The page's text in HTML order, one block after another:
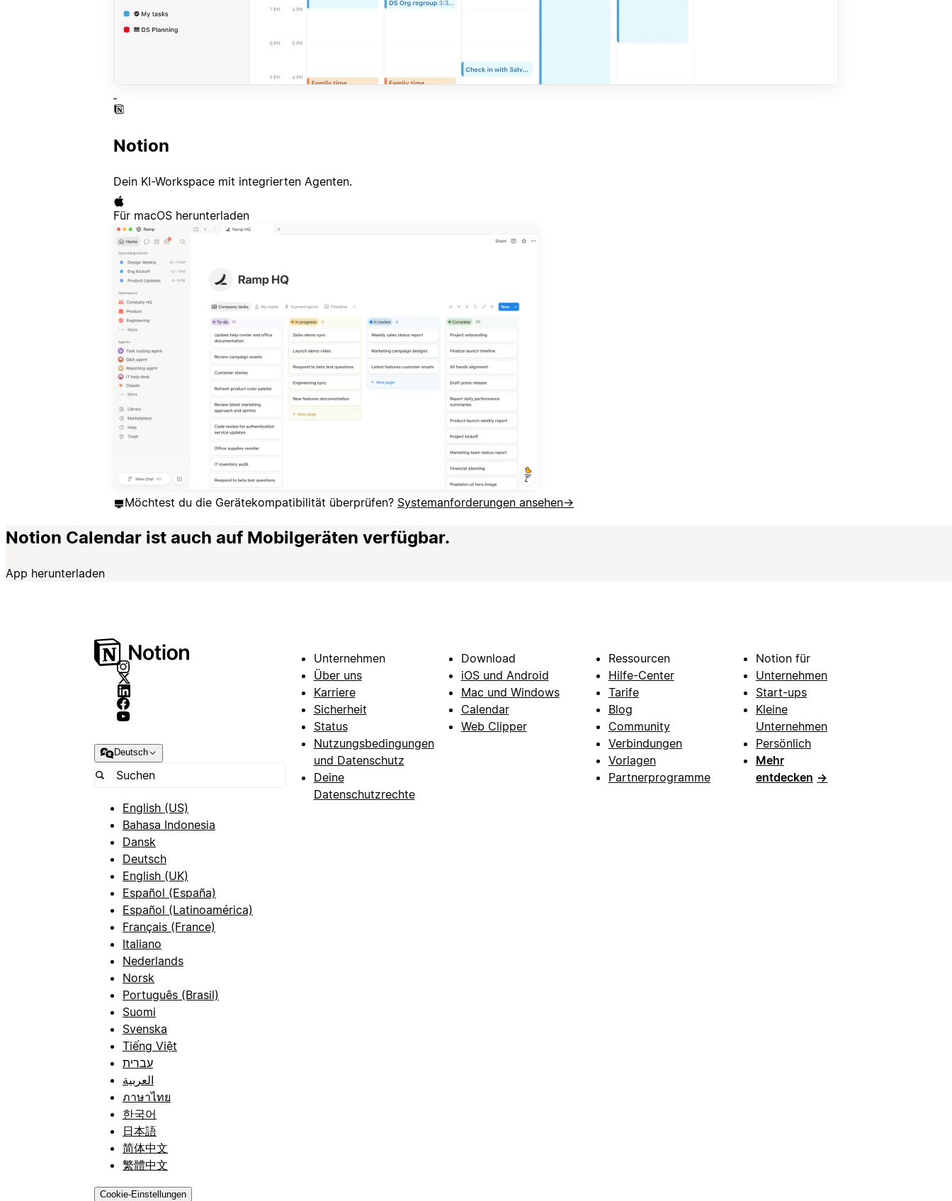
Notion
Dein KI-Workspace mit integrierten Agenten.
Für macOS herunterladen
Möchtest du die Gerätekompatibilität überprüfen? Systemanforderungen ansehen→
Notion Calendar ist auch auf Mobilgeräten verfügbar.
App herunterladen
Deutsch
English (US)
Bahasa Indonesia
Dansk
Deutsch
English (UK)
Español (España)
Español (Latinoamérica)
Français (France)
Italiano
Nederlands
Norsk
Português (Brasil)
Suomi
Svenska
Tiếng Việt
עברית
العربية
ภาษาไทย
한국어
日本語
简体中文
繁體中文
Cookie-Einstellungen
Unternehmen
Über uns
Karriere
Sicherheit
Status
Nutzungsbedingungen
und Datenschutz
Deine
Datenschutzrechte
Download
iOS und Android
Mac und Windows
Calendar
Web Clipper
Ressourcen
Hilfe-Center
Tarife
Blog
Community
Verbindungen
Vorlagen
Partnerprogramme
Notion für
Unternehmen
Start-ups
Kleine
Unternehmen
Persönlich
Mehr
entdecken →